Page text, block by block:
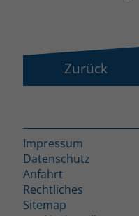
Zurück
Impressum
Datenschutz
Anfahrt
Rechtliches
Sitemap
JSessionID
Zweck